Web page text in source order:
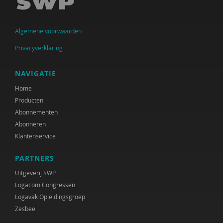
Jan Jukema
Carolien Konijn
J.K. Kool
Paul Kop
Cindy Kruijthof
M.H. Nagtegaal
Coby Nell
Gabriël Prinsenberg
Joke Ravensbergen
Han Spanjaard
Algemene voorwaarden
Privacyverklaring
NAVIGATIE
Home
Producten
Abonnementen
Abonneren
Klantenservice
PARTNERS
Uitgeverij SWP
Logacom Congressen
Logavak Opleidingsgroep
Zesbee